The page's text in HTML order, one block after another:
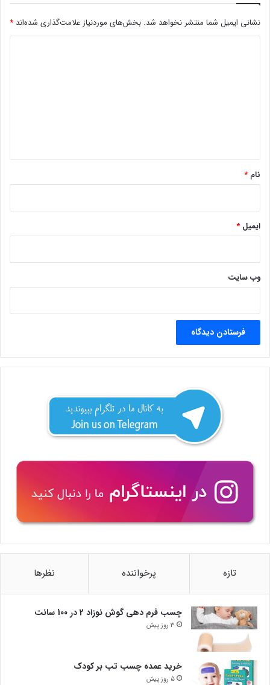
نشانی ایمیل شما منتشر نخواهد شد. بخش‌های موردنیاز علامت‌گذاری شده‌اند *
نام *
ایمیل *
وب‌ سایت
تازه پرخواننده نظرها
چسب فرم دهی گوش نوزاد 2 در 100 سانت
3 روز پیش
خرید عمده چسب تب بر کودک
5 روز پیش